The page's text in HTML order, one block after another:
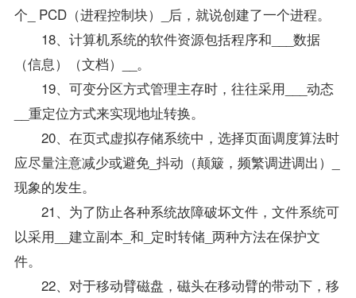
个_ PCD（进程控制块）_后，就说创建了一个进程。
18、计算机系统的软件资源包括程序和___数据
（信息）（文档）__。
19、可变分区方式管理主存时，往往采用___动态
__重定位方式来实现地址转换。
20、在页式虚拟存储系统中，选择页面调度算法时
应尽量注意减少或避免_抖动（颠簸，频繁调进调出）_
现象的发生。
21、为了防止各种系统故障破坏文件，文件系统可
以采用__建立副本_和_定时转储_两种方法在保护文
件。
22、对于移动臂磁盘，磁头在移动臂的带动下，移